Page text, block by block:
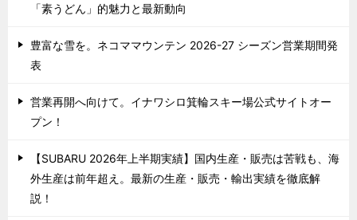
「素うどん」的魅力と最新動向
豊富な雪を。ネコママウンテン 2026-27 シーズン営業期間発
表
営業再開へ向けて。イナワシロ箕輪スキー場公式サイトオー
プン！
【SUBARU 2026年上半期実績】国内生産・販売は苦戦も、海
外生産は前年超え。最新の生産・販売・輸出実績を徹底解
説！